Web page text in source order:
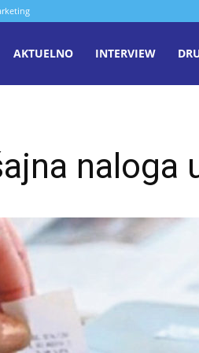
AKTUELNO INTERVIEW
naloga